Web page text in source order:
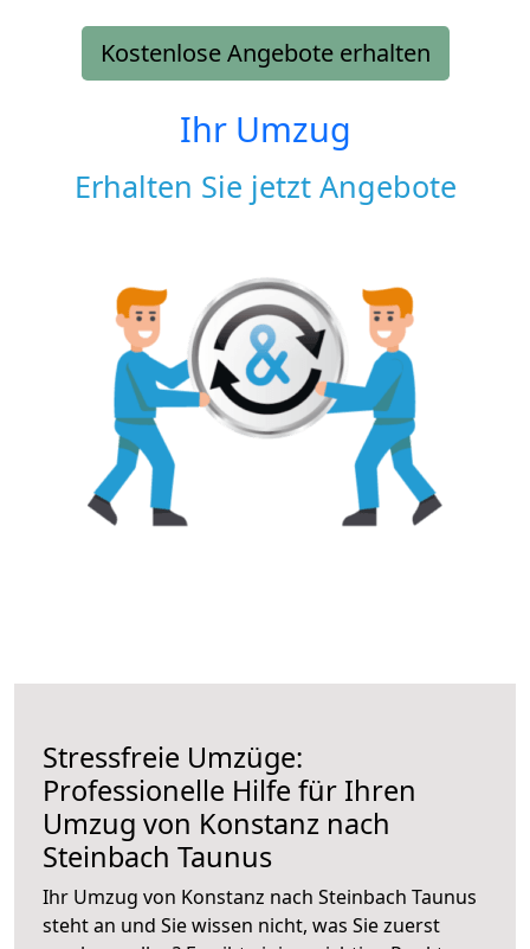
Kostenlose Angebote erhalten
Ihr Umzug
Erhalten Sie jetzt Angebote
Stressfreie Umzüge:
Professionelle Hilfe für Ihren
Umzug von Konstanz nach
Steinbach Taunus
Ihr Umzug von Konstanz nach Steinbach Taunus
steht an und Sie wissen nicht, was Sie zuerst